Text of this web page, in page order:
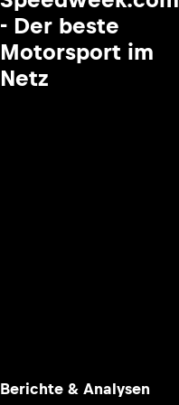
- Der beste
Motorsport im
Netz
Berichte & Analysen